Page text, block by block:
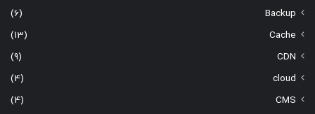
Backup
(6)
Cache
(13)
CDN
(9)
cloud
(4)
CMS
(4)